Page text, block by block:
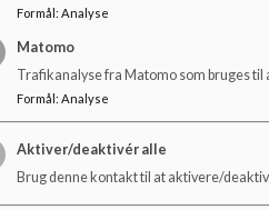
Formål : Analyse
Matomo
Trafikanalyse fra Matomo som bruges til
Formål : Analyse
Aktiver/deaktivér alle
Brug denne kontakt til at aktivere/